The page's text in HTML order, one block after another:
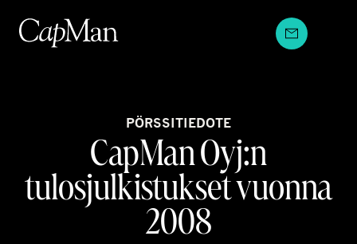
sisältöön
PÖRSSITIEDOTE
CapMan Oyj:n
tulosjulkistukset vuonna
2008